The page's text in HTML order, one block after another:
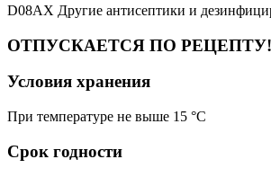
D08AX Другие антисептики и
ОТПУСКАЕТСЯ ПО РЕЦЕПТУ!
Условия хранения
При температуре не выше 15 °C
Срок годности